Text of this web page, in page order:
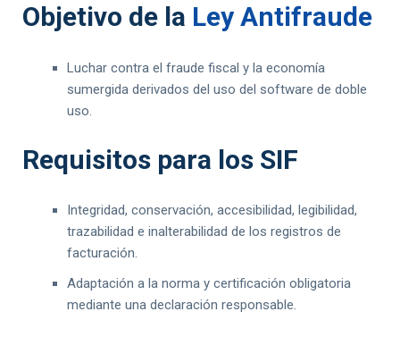
Objetivo de la Ley Antifraude
Luchar contra el fraude fiscal y la economía
sumergida derivados del uso del software de doble
uso.
Requisitos para los SIF
Integridad, conservación, accesibilidad, legibilidad,
trazabilidad e inalterabilidad de los registros de
facturación.
Adaptación a la norma y certificación obligatoria
mediante una declaración responsable.